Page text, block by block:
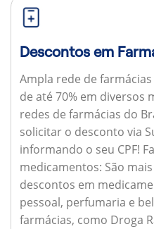
Descontos em
Ampla rede de
de até 70% em diversos
redes de farmácias do
solicitar o desconto via
informando o seu CPF!
medicamentos: São
descontos em
pessoal, perfumaria e
farmácias, como Droga